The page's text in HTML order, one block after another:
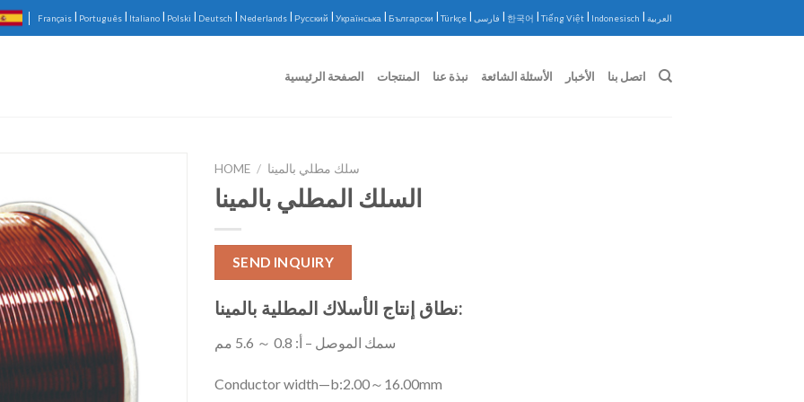
Français | Português | Italiano | Polski | Deutsch | Nederlands | Русский | Українська | Български | Türkçe | فارسی | 한국어 | Tiếng Việt | Indonesisch | العربية
الصفحة الرئيسية المنتجات نبذة عنا الأسئلة الشائعة الأخبار اتصل بنا
HOME / سلك مطلي بالمينا
السلك المطلي بالمينا
SEND INQUIRY
نطاق إنتاج الأسلاك المطلية بالمينا:
سمك الموصل – أ: 0.8 ～ 5.6 مم
Conductor width—b:2.00～16.00mm